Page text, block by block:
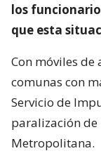
los
que esta
Con móviles
comunas con
Servicio de
paralización de
Metropolitana.